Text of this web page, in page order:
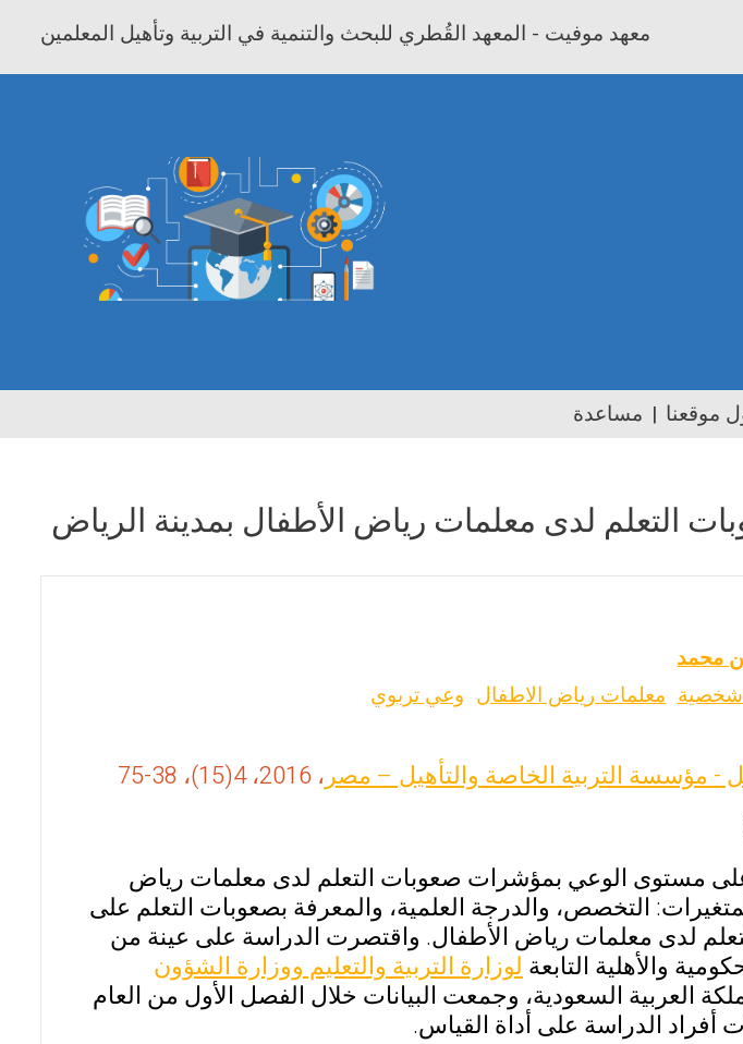
معهد موفيت - المعهد القُطري للبحث والتنمية في التربية وتأهيل المعلمين
موقعنا مساعدة
التعلم لدى معلمات رياض الأطفال بمدينة الرياض
محمد
شخصية معلمات رياض الاطفال وعي تربوي
- مؤسسة التربية الخاصة والتأهيل – مصر، 2016، 4(15)، 38-75
مستوى الوعي بمؤشرات صعوبات التعلم لدى معلمات رياض
التخصص، والدرجة العلمية، والمعرفة بصعوبات التعلم على
لدى معلمات رياض الأطفال. واقتصرت الدراسة على عينة من
والأهلية التابعة لوزارة التربية والتعليم ووزارة الشؤون
العربية السعودية، وجمعت البيانات خلال الفصل الأول من العام